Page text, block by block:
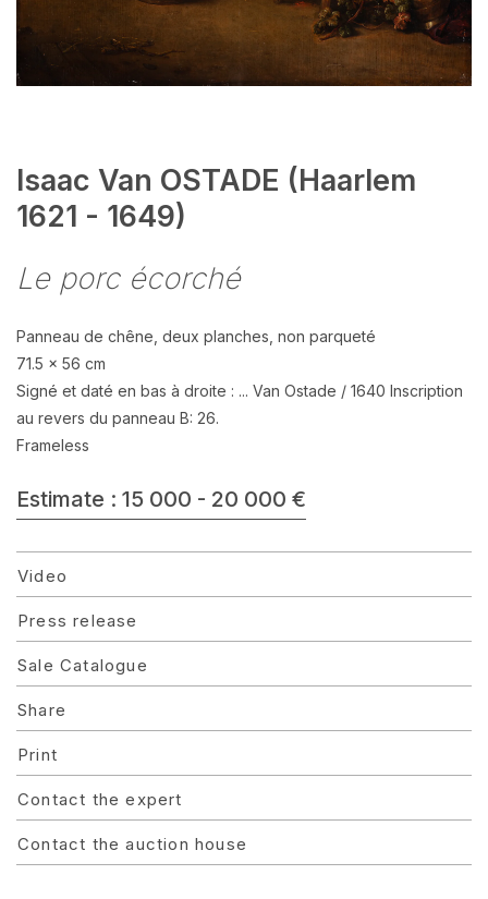
Isaac Van OSTADE (Haarlem
1621 - 1649)
Le porc écorché
Panneau de chêne, deux planches, non parqueté
71.5 x 56 cm
Signé et daté en bas à droite : ... Van Ostade / 1640 Inscription
au revers du panneau B: 26.
Frameless
Estimate : 15 000 - 20 000 €
Video
Press release
Sale Catalogue
Share
Print
Contact the expert
Contact the auction house